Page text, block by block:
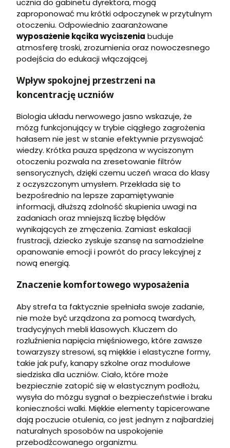
zaproponować mu krótki odpoczynek w przytulnym
otoczeniu. Odpowiednio zaaranżowane
wyposażenie kącika wyciszenia buduje
atmosferę troski, zrozumienia oraz nowoczesnego
podejścia do edukacji włączającej.
Wpływ spokojnej przestrzeni na
koncentrację uczniów
Biologia układu nerwowego jasno wskazuje, że
mózg funkcjonujący w trybie ciągłego zagrożenia
hałasem nie jest w stanie efektywnie przyswajać
wiedzy. Krótka pauza spędzona w wyciszonym
otoczeniu pozwala na zresetowanie filtrów
sensorycznych, dzięki czemu uczeń wraca do klasy
z oczyszczonym umysłem. Przekłada się to
bezpośrednio na lepsze zapamiętywanie
informacji, dłuższą zdolność skupienia uwagi na
zadaniach oraz mniejszą liczbę błędów
wynikających ze zmęczenia. Zamiast eskalacji
frustracji, dziecko zyskuje szansę na samodzielne
opanowanie emocji i powrót do pracy lekcyjnej z
nową energią.
Znaczenie komfortowego wyposażenia
Aby strefa ta faktycznie spełniała swoje zadanie,
nie może być urządzona za pomocą twardych,
tradycyjnych mebli klasowych. Kluczem do
rozluźnienia napięcia mięśniowego, które zawsze
towarzyszy stresowi, są miękkie i elastyczne formy,
takie jak pufy, kanapy szkolne oraz modułowe
siedziska dla uczniów. Ciało, które może
bezpiecznie zatopić się w elastycznym podłożu,
wysyła do mózgu sygnał o bezpieczeństwie i braku
konieczności walki. Miękkie elementy tapicerowane
dają poczucie otulenia, co jest jednym z najbardziej
naturalnych sposobów na uspokojenie
przebodźcowanego organizmu.